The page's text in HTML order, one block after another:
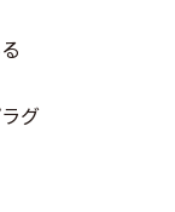
グ